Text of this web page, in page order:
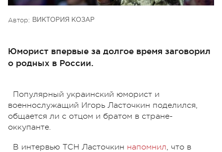
Автор: ВИКТОРИЯ КОЗАР
Юморист впервые за долгое время заговорил
о родных в России.
Популярный украинский юморист и
военнослужащий Игорь Ласточкин поделился,
общается ли с отцом и братом в стране-
оккупанте.
В интервью ТСН Ласточкин напомнил, что в